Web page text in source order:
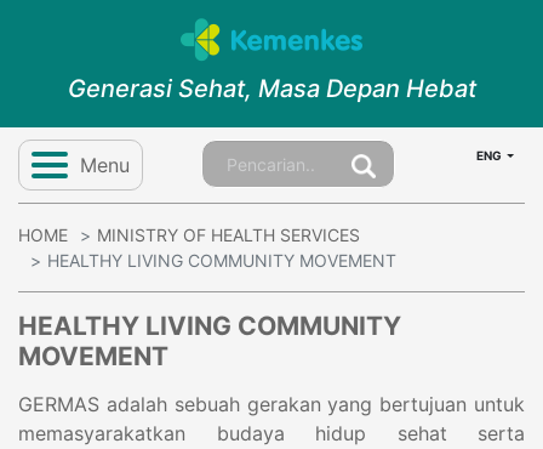
Generasi Sehat, Masa Depan Hebat
Menu ENG
HOME
MINISTRY OF HEALTH SERVICES
HEALTHY LIVING COMMUNITY MOVEMENT
HEALTHY LIVING COMMUNITY
MOVEMENT
GERMAS adalah sebuah gerakan yang bertujuan untuk
memasyarakatkan budaya hidup sehat serta